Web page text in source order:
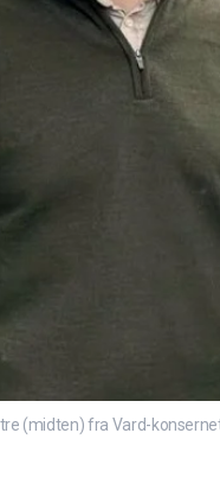
(midten) fra Vard-